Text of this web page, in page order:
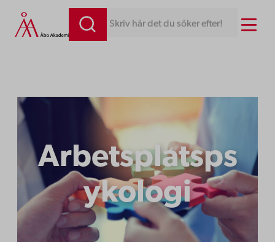
Skriv här det du söker efter! Menu
Arbetsplatsps
ykologi